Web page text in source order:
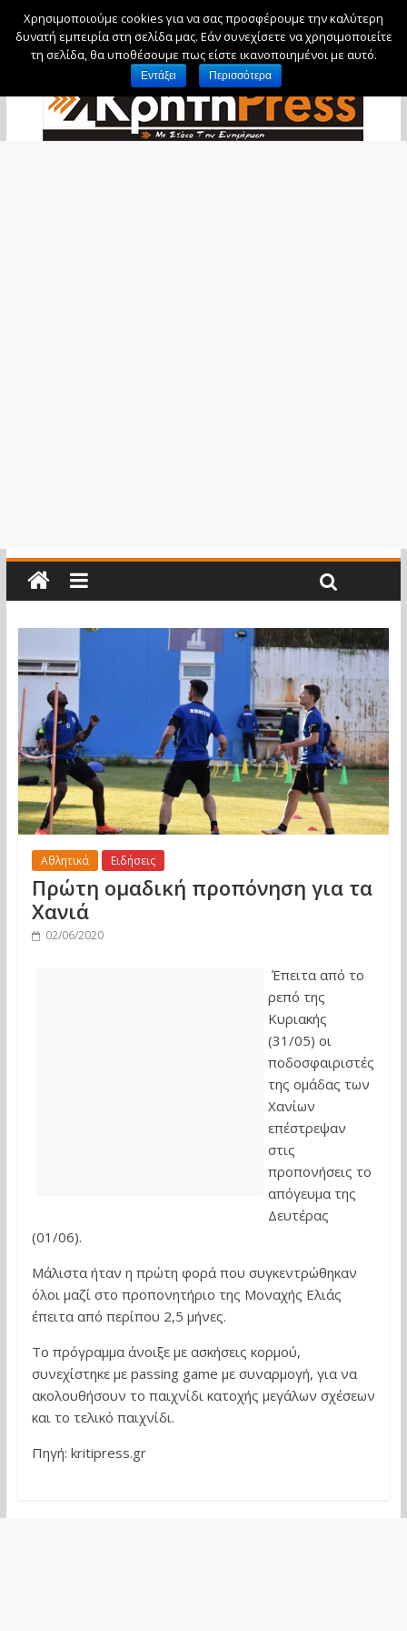
Κυριακή, 9 Αυγούστου, 2026
Αθλητικά Ειδήσεις
Πρώτη ομαδική προπόνηση για τα
Χανιά
02/06/2020
Έπειτα από το
ρεπό της
Κυριακής
(31/05) οι
ποδοσφαιριστές
της ομάδας των
Χανίων
επέστρεψαν
στις
προπονήσεις το
απόγευμα της
Δευτέρας
(01/06).
Μάλιστα ήταν η πρώτη φορά που συγκεντρώθηκαν
όλοι μαζί στο προπονητήριο της Μοναχής Ελιάς
έπειτα από περίπου 2,5 μήνες.
Το πρόγραμμα άνοιξε με ασκήσεις κορμού,
συνεχίστηκε με passing game με συναρμογή, για να
ακολουθήσουν το παιχνίδι κατοχής μεγάλων σχέσεων
και το τελικό παιχνίδι.
Πηγή: kritipress.gr
Χρησιμοποιούμε cookies για να σας προσφέρουμε την καλύτερη
δυνατή εμπειρία στη σελίδα μας. Εάν συνεχίσετε να χρησιμοποιείτε
τη σελίδα, θα υποθέσουμε πως είστε ικανοποιημένοι με αυτό.
Εντάξει Περισσότερα